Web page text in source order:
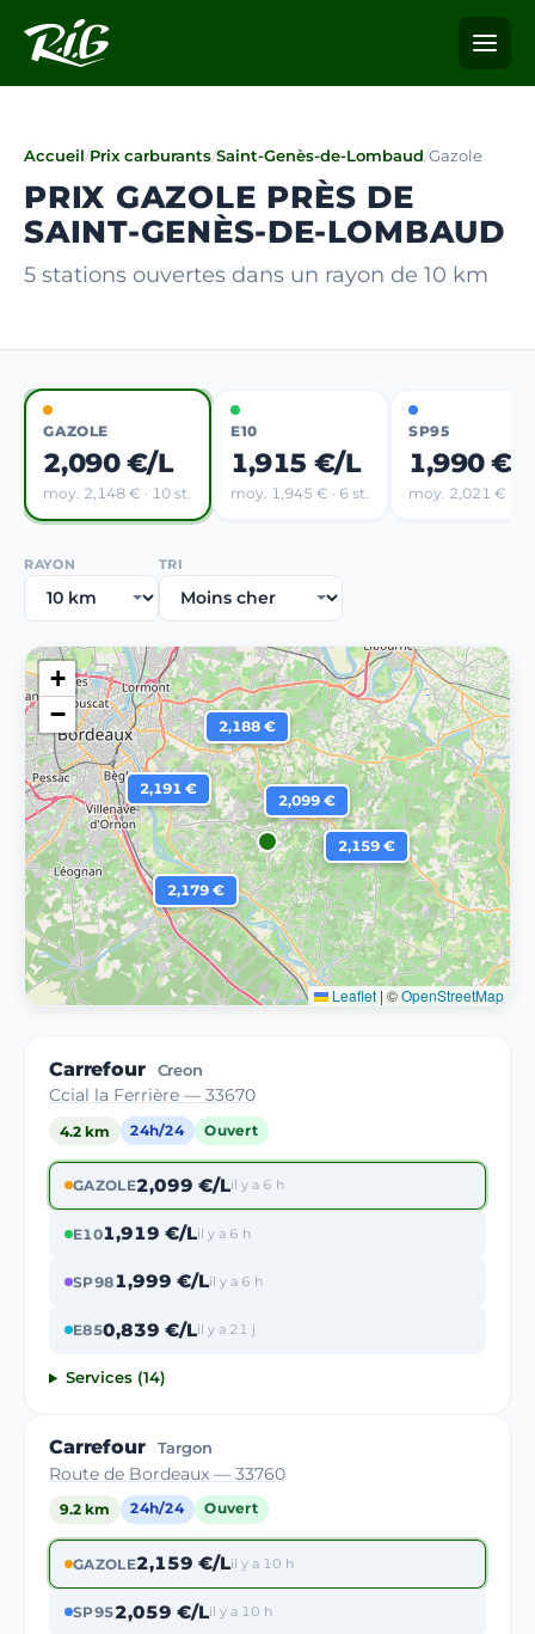
Accueil/Prix carburants/Saint-Genès-de-Lombaud/Gazole
PRIX GAZOLE PRÈS DE
SAINT-GENÈS-DE-LOMBAUD
5 stations ouvertes dans un rayon de 10 km
GAZOLE
2,090 €/L
moy. 2,148 € · 10 st.
E10
1,915 €/L
moy. 1,945 € · 6 st.
SP95
1,990 €/
moy. 2,021 € · 5
RAYON TRI
2,099 €
2,159 €
2,179 €
2,188 €
2,191 €
+
−
Leaflet | ©OpenStreetMap
Carrefour Creon
Ccial la Ferrière — 33670
4.2 km 24h/24 Ouvert
GAZOLE2,099 €/Lil y a 6 h
E101,919 €/Lil y a 6 h
SP981,999 €/Lil y a 6 h
E850,839 €/Lil y a 21 j
Services (14)
Carrefour Targon
Route de Bordeaux — 33760
9.2 km 24h/24 Ouvert
GAZOLE2,159 €/Lil y a 10 h
SP952,059 €/Lil y a 10 h